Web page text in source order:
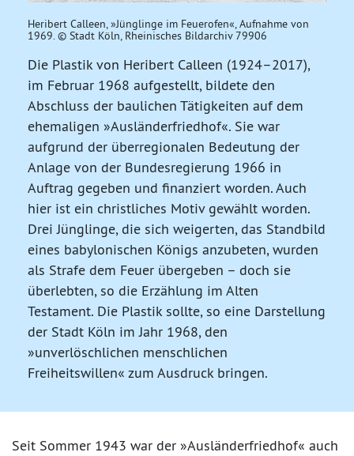
Heribert Calleen, »Jünglinge im Feuerofen«, Aufnahme von
1969. © Stadt Köln, Rheinisches Bildarchiv 79906
Die Plastik von Heribert Calleen (1924–2017),
im Februar 1968 aufgestellt, bildete den
Abschluss der baulichen Tätigkeiten auf dem
ehemaligen »Ausländerfriedhof«. Sie war
aufgrund der überregionalen Bedeutung der
Anlage von der Bundesregierung 1966 in
Auftrag gegeben und finanziert worden. Auch
hier ist ein christliches Motiv gewählt worden.
Drei Jünglinge, die sich weigerten, das Standbild
eines babylonischen Königs anzubeten, wurden
als Strafe dem Feuer übergeben – doch sie
überlebten, so die Erzählung im Alten
Testament. Die Plastik sollte, so eine Darstellung
der Stadt Köln im Jahr 1968, den
»unverlöschlichen menschlichen
Freiheitswillen« zum Ausdruck bringen.
Seit Sommer 1943 war der »Ausländerfriedhof« auch